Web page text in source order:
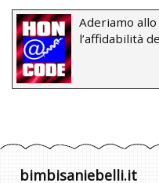
Aderiamo
l’affidabilità
bimbisaniebelli.it